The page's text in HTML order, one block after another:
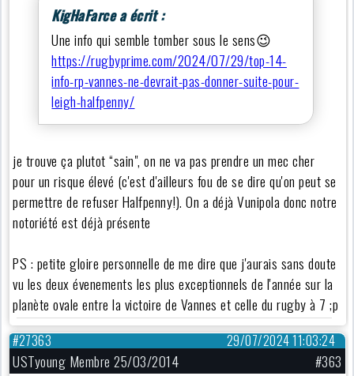
KigHaFarce a écrit :
Une info qui semble tomber sous le sens😉
https://rugbyprime.com/2024/07/29/top-14-
info-rp-vannes-ne-devrait-pas-donner-suite-pour-
leigh-halfpenny/
je trouve ça plutot “sain", on ne va pas prendre un mec cher
pour un risque élevé (c'est d'ailleurs fou de se dire qu'on peut se
permettre de refuser Halfpenny!). On a déjà Vunipola donc notre
notoriété est déjà présente
PS : petite gloire personnelle de me dire que j'aurais sans doute
vu les deux évenements les plus exceptionnels de l'année sur la
planète ovale entre la victoire de Vannes et celle du rugby à 7 ;p
29/07/2024 11:03:24
#27363
USTyoung Membre 25/03/2014
#363